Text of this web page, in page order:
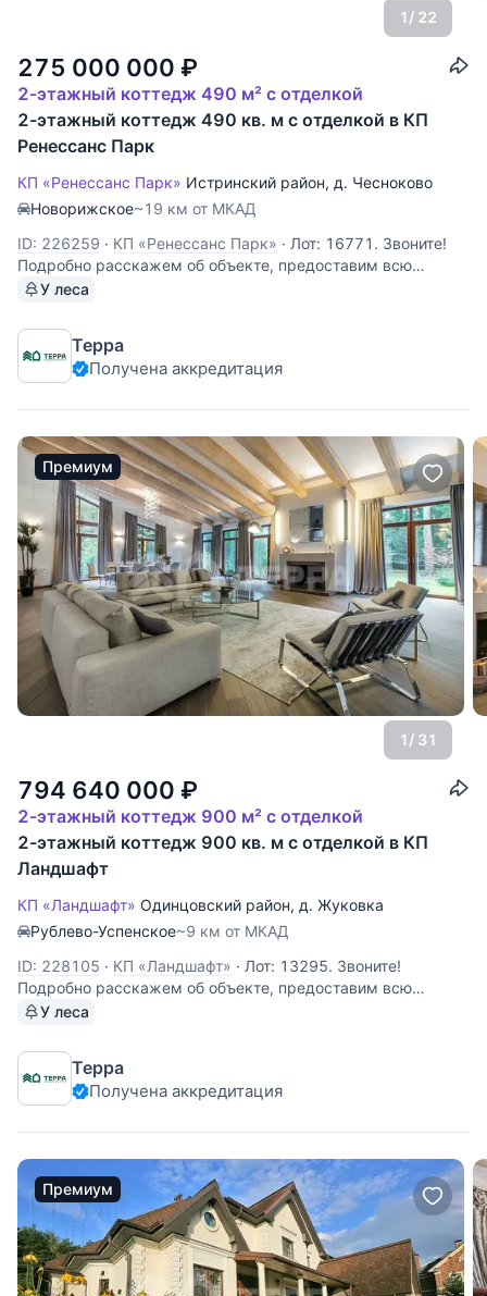
1/ 22
275 000 000 ₽
2-этажный коттедж 490 м² с отделкой
2-этажный коттедж 490 кв. м с отделкой в КП
Ренессанс Парк
КП «Ренессанс Парк» Истринский район, д. Чесноково
Новорижское~19 км от МКАД
ID: 226259 · КП «Ренессанс Парк» · Лот: 16771. Звоните!
Подробно расскажем об объекте, предоставим всю
необходимую информацию и оперативно покажем!
У леса
Терра
Получена аккредитация
Премиум
1/ 31
794 640 000 ₽
2-этажный коттедж 900 м² с отделкой
2-этажный коттедж 900 кв. м с отделкой в КП
Ландшафт
КП «Ландшафт» Одинцовский район, д. Жуковка
Рублево-Успенское~9 км от МКАД
ID: 228105 · КП «Ландшафт» · Лот: 13295. Звоните!
Подробно расскажем об объекте, предоставим всю
необходимую информацию и оперативно покажем!
У леса
Терра
Получена аккредитация
Премиум